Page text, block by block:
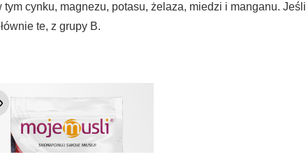
cynku, magnezu, potasu, żelaza, miedzi i manganu. Jeśli
te, z grupy B.